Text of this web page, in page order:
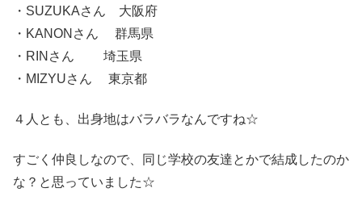
・SUZUKAさん 大阪府
・KANONさん 群馬県
・RINさん 埼玉県
・MIZYUさん 東京都
４人とも、出身地はバラバラなんですね☆
すごく仲良しなので、同じ学校の友達とかで結成したのか
な？と思っていました☆